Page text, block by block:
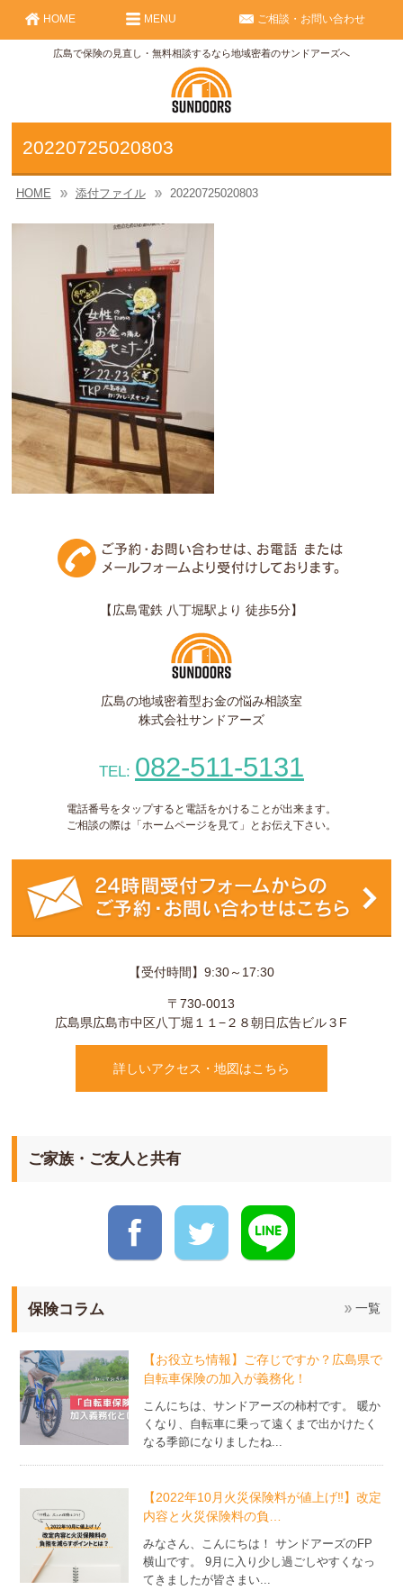
広島で保険の見直し・無料相談するなら地域密着のサンドアーズへ
HOME ご相談・お問い合わせ
MENU
20220725020803
HOME 添付ファイル 20220725020803
【広島電鉄 八丁堀駅より 徒歩5分】
広島の地域密着型お金の悩み相談室
株式会社サンドアーズ
TEL: 082-511-5131
電話番号をタップすると電話をかけることが出来ます。
ご相談の際は「ホームページを見て」とお伝え下さい。
【受付時間】9:30～17:30
〒730-0013
広島県広島市中区八丁堀１１−２８朝日広告ビル３F
詳しいアクセス・地図はこちら
ご家族・ご友人と共有
保険コラム 一覧
【お役立ち情報】ご存じですか？広島県で
自転車保険の加入が義務化！
こんにちは、サンドアーズの柿村です。 暖か
くなり、自転車に乗って遠くまで出かけたく
なる季節になりましたね...
【2022年10月火災保険料が値上げ‼】改定
内容と火災保険料の負…
みなさん、こんにちは！ サンドアーズのFP
横山です。 9月に入り少し過ごしやすくなっ
てきましたが皆さまい...